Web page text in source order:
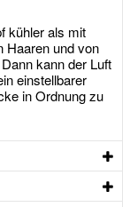
kühler als mit
Haaren und von
kann der Luft
einstellbarer
in Ordnung zu